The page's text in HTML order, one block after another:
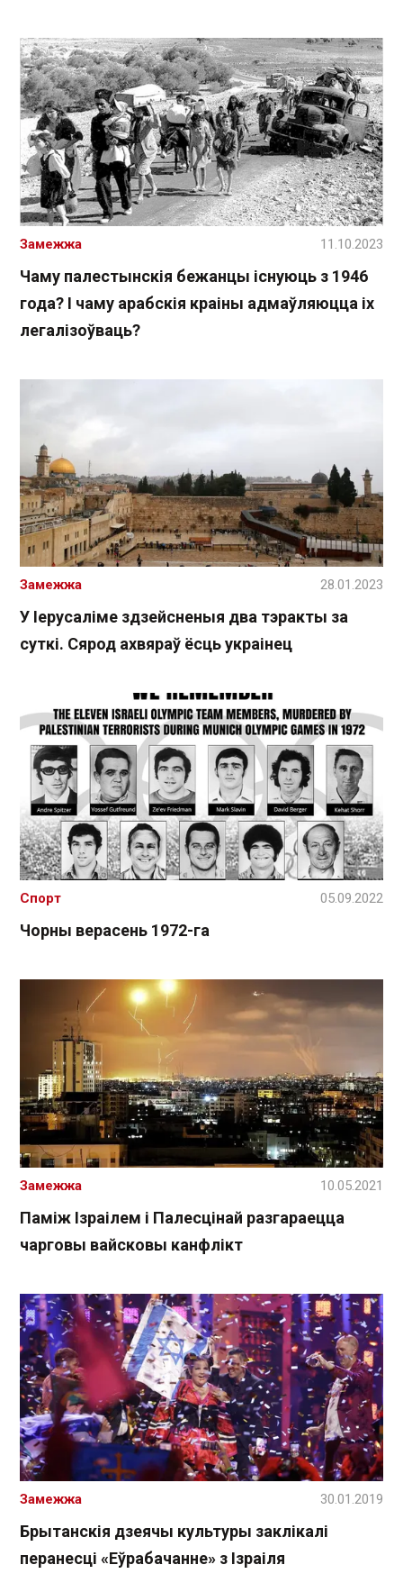
Чаму палестынскія бежанцы існуюць з 1946
года? І чаму арабскія краіны адмаўляюцца іх
легалізоўваць?
Замежжа 11.10.2023
У Іерусаліме здзейсненыя два тэракты за
суткі. Сярод ахвяраў ёсць украінец
Замежжа 28.01.2023
Чорны верасень 1972-га
Спорт 05.09.2022
Паміж Ізраілем і Палесцінай разгараецца
чарговы вайсковы канфлікт
Замежжа 10.05.2021
Брытанскія дзеячы культуры заклікалі
перанесці «Еўрабачанне» з Ізраіля
Замежжа 30.01.2019